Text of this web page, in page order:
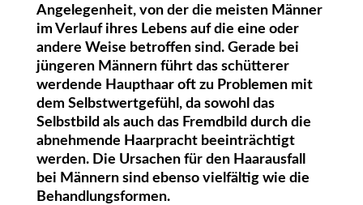
Angelegenheit, von der die meisten Männer
im Verlauf ihres Lebens auf die eine oder
andere Weise betroffen sind. Gerade bei
jüngeren Männern führt das schütterer
werdende Haupthaar oft zu Problemen mit
dem Selbstwertgefühl, da sowohl das
Selbstbild als auch das Fremdbild durch die
abnehmende Haarpracht beeinträchtigt
werden. Die Ursachen für den Haarausfall
bei Männern sind ebenso vielfältig wie die
Behandlungsformen.